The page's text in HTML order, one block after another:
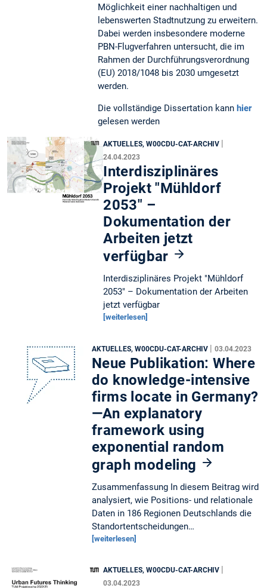
Möglichkeit einer nachhaltigen und
lebenswerten Stadtnutzung zu erweitern.
Dabei werden insbesondere moderne
PBN-Flugverfahren untersucht, die im
Rahmen der Durchführungsverordnung
(EU) 2018/1048 bis 2030 umgesetzt
werden.
Die vollständige Dissertation kann hier
gelesen werden
AKTUELLES, W00CDU-CAT-ARCHIV
24.04.2023
Interdisziplinäres
Projekt "Mühldorf
2053" –
Dokumentation der
Arbeiten jetzt
verfügbar
Interdisziplinäres Projekt "Mühldorf
2053" – Dokumentation der Arbeiten
jetzt verfügbar
[weiterlesen]
AKTUELLES, W00CDU-CAT-ARCHIV | 03.04.2023
Neue Publikation: Where
do knowledge-intensive
firms locate in Germany?
—An explanatory
framework using
exponential random
graph modeling
Zusammenfassung In diesem Beitrag wird
analysiert, wie Positions- und relationale
Daten in 186 Regionen Deutschlands die
Standortentscheidungen…
[weiterlesen]
AKTUELLES, W00CDU-CAT-ARCHIV |
03.04.2023